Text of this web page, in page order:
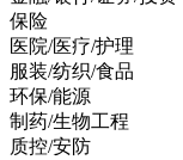
保险
医院/医疗/护理
服装/纺织/食品
环保/能源
制药/生物工程
质控/安防